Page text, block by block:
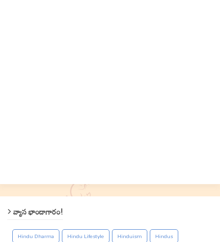
వ్యాస భాండాగారం!
Hindu Dharma Hindu Lifestyle Hinduism
Hindus